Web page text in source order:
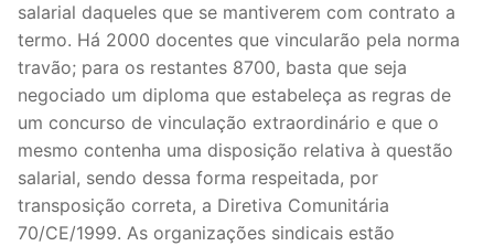
2º/3º CEB / SECUNDÁRIO
ENSINO ARTÍSTICO
EDUCAÇÃO ESPECIAL
PARTICULAR / IPSS / MISERICÓRDIAS
ENSINO SUPERIOR
salarial daqueles que se mantiverem com contrato a
termo. Há 2000 docentes que vincularão pela norma
travão; para os restantes 8700, basta que seja
negociado um diploma que estabeleça as regras de
um concurso de vinculação extraordinário e que o
mesmo contenha uma disposição relativa à questão
salarial, sendo dessa forma respeitada, por
transposição correta, a Diretiva Comunitária
70/CE/1999. As organizações sindicais estão